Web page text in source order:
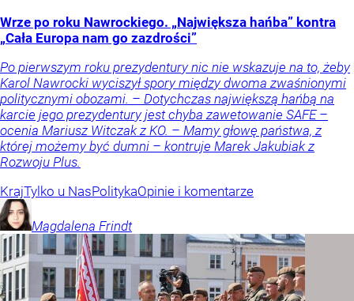
Wrze po roku Nawrockiego. „Największa hańba” kontra
„Cała Europa nam go zazdrości”
Po pierwszym roku prezydentury nic nie wskazuje na to, żeby
Karol Nawrocki wyciszył spory między dwoma zwaśnionymi
politycznymi obozami. – Dotychczas największą hańbą na
karcie jego prezydentury jest chyba zawetowanie SAFE –
ocenia Mariusz Witczak z KO. – Mamy głowę państwa, z
której możemy być dumni – kontruje Marek Jakubiak z
Rozwoju Plus.
KrajTylko u NasPolitykaOpinie i komentarze
Magdalena Frindt